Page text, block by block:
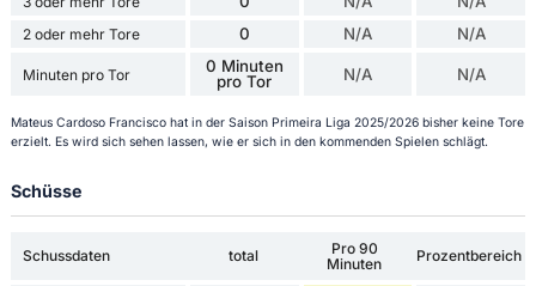
2 oder mehr Tore 0 N/A N/A
Minuten pro Tor
0 Minuten
pro Tor
N/A N/A
Mateus Cardoso Francisco hat in der Saison Primeira Liga 2025/2026 bisher keine Tore
erzielt. Es wird sich sehen lassen, wie er sich in den kommenden Spielen schlägt.
Schüsse
Schussdaten total
Pro 90
Minuten
Prozentbereich